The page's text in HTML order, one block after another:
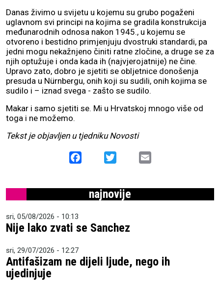
Danas živimo u svijetu u kojemu su grubo pogaženi
uglavnom svi principi na kojima se gradila konstrukcija
međunarodnih odnosa nakon 1945., u kojemu se
otvoreno i bestidno primjenjuju dvostruki standardi, pa
jedni mogu nekažnjeno činiti ratne zločine, a druge se za
njih optužuje i onda kada ih (najvjerojatnije) ne čine.
Upravo zato, dobro je sjetiti se obljetnice donošenja
presuda u Nürnbergu, onih koji su sudili, onih kojima se
sudilo i – iznad svega - zašto se sudilo.
Makar i samo sjetiti se. Mi u Hrvatskoj mnogo više od
toga i ne možemo.
Tekst je objavljen u tjedniku Novosti
Facebook
najnovije
sri, 05/08/2026 - 10:13
Nije lako zvati se Sanchez
sri, 29/07/2026 - 12:27
Antifašizam ne dijeli ljude, nego ih
ujedinjuje